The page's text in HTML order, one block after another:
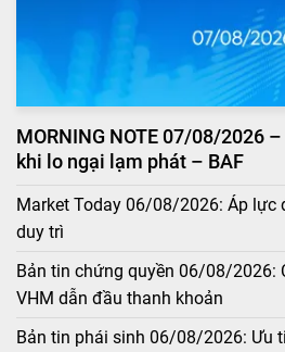
MORNING NOTE 07/08/2026
khi lo ngại lạm phát – BAF
Market Today 06/08/2026: Áp lực
duy trì
Bản tin chứng quyền 06/08/2026:
VHM dẫn đầu thanh khoản
Bản tin phái sinh 06/08/2026: Ưu